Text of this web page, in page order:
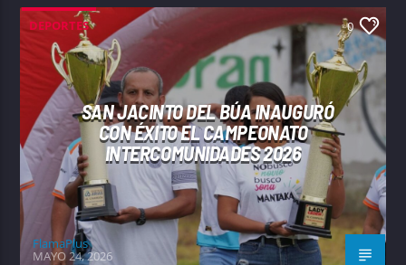
DEPORTES 0
SAN JACINTO DEL BÚA INAUGURÓ
CON ÉXITO EL CAMPEONATO
INTERCOMUNIDADES 2026
FlamaPlus
MAYO 24, 2026